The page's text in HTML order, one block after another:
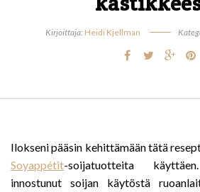
Kirjoittaja: Heidi Kjellman
Ilokseni pääsin kehittämään tätä
Soyappétit-soijatuotteita
innostunut soijan käytöstä